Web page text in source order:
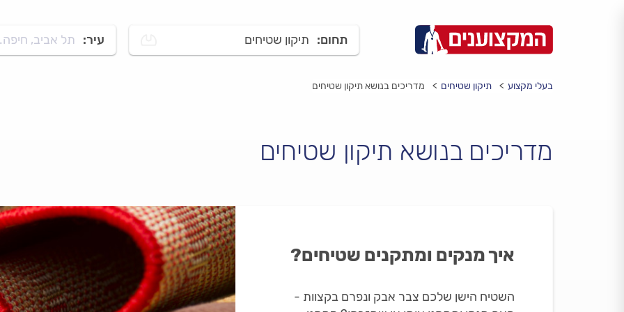
תחום: תיקון שטיחים עיר: תל אביב,
בעלי מקצוע תיקון שטיחים מדריכים בנושא תיקון שטיחים
מדריכים בנושא תיקון שטיחים
איך מנקים ומתקנים שטיחים?
השטיח הישן שלכם צבר אבק ונפרם בקצוות -